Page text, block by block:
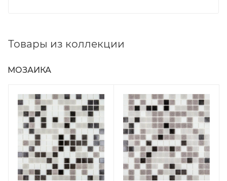
Товары из коллекции
МОЗАИКА